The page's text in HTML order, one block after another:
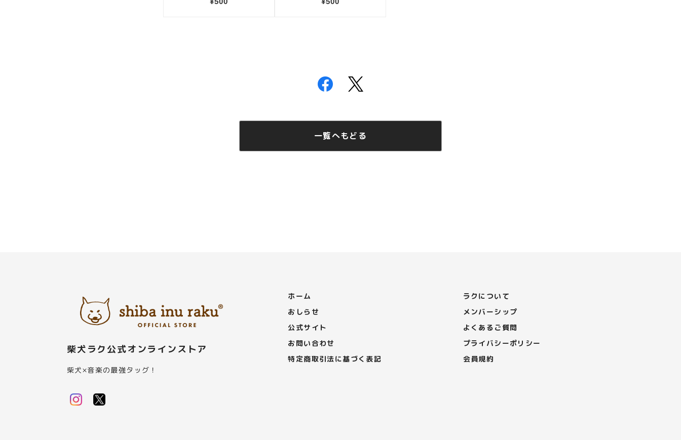
一覧へもどる
柴犬ラク公式オンラインストア
柴犬×音楽の最強タッグ！
ホーム ラクについて
おしらせ メンバーシップ
公式サイト よくあるご質問
お問い合わせ プライバシーポリシー
特定商取引法に基づく表記 会員規約